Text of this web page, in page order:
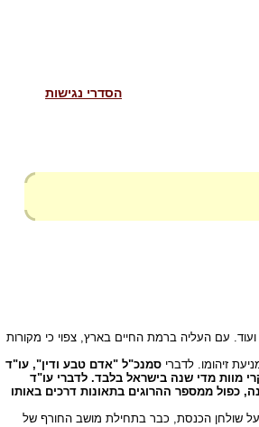
הסדרי נגישות
עם העליה ברמת החיים בארץ, צפוי כי מקורות
זיהומו. לדברי סמנכ"ל "אדם טבע ודין", עו"ד
שונים מהשנים האחרונות, אחראי ליותר מ-1,000 מקרי מוות מדי שנה בישראל בלבד. לדברי עו"ד
ב-1998 ע"י משרדי הבריאות ואיכות הסביבה, בתל-אביב וסביבתה בלבד, עומד שיעור התמותה כתוצאה מזיהום אוויר מכלי רכב, על כ-300 איש בשנה, כפול ממספר ההרוגים בתאונות דרכים באותו
שולחן הכנסת, כבר בתחילת מושב החורף של